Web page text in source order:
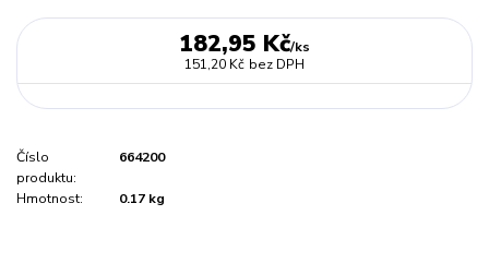
182,95 Kč/ks
151,20 Kč bez DPH
Číslo
produktu:
664200
Hmotnost: 0.17 kg